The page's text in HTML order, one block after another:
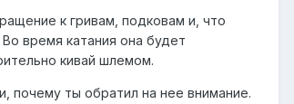
к гривам, подковам и, что
время катания она будет
кивай шлемом.
почему ты обратил на нее внимание.